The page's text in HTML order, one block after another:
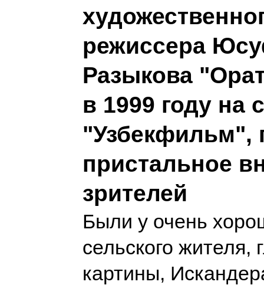
режиссера
Разыкова
в 1999 году на
"Узбекфильм",
пристальное
зрителей
Были у очень
сельского жителя,
картины,